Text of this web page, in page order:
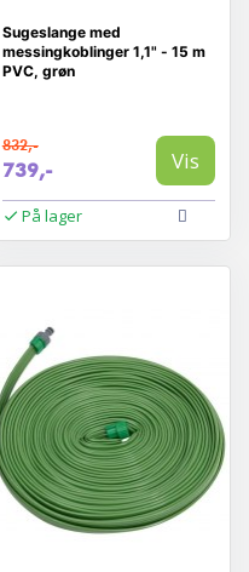
Sugeslange med
messingkoblinger 1,1" - 15 m
PVC, grøn
832,-
739,- Vis
På lager